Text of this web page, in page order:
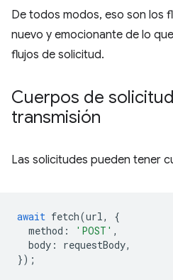
De todos modos, eso son los
nuevo y emocionante de lo
flujos de solicitud.
Cuerpos de
transmisión
Las solicitudes pueden tener
await fetch(url,
{
method : 'POST' ,
body : requestBody,
});